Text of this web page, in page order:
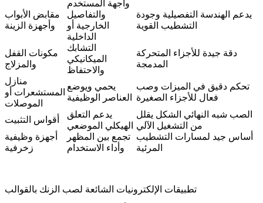
مقابض الأبواب
وأجهزة الزينة
واجهة المستخدم
والتفاصيل
الخارجية أو
الداخلية
يدعم الهندسة التفصيلية وجودة
التشطيب القوية
مكونات القفل
والمزلاج
التشابك
الميكانيكي
والاحتفاظ
دقة جيدة للأجزاء المتحركة
المدمجة
منازل
المستشعرات أو
الموصلات
يحمي ويوضع
العناصر الوظيفية
تحكم دقيق في الميزات وصب
فعال للأجزاء الصغيرة
أقواس التثبيت
يدعم التعلق
الهيكلي الموضعي
الصب شبه النهائي الشكل يقلل
من التشغيل الآلي
أجهزة وظيفية
زخرفية
تجمع بين المظهر
وأداء الاستخدام
أساس جيد لمسارات التشطيب
المرئية
تطبيقات الإلكترونيات الشائعة لصب الزنك بالقوالب